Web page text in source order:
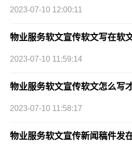
2023-07-10 12:00:11
2023-07-10 11:59:14
物业服务软文宣传软文怎么写
2023-07-10 11:58:17